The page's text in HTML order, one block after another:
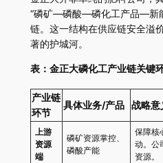
“磷矿—磷酸—磷化工产品—新
链。这一结构在供应链安全溢
著的护城河。
表：金正大磷化工产业链关键
产业链
环节
具体业务/产品 战略意
上游
资源
端
磷矿资源掌控、
磷酸产能
保障核
动。公
资源。